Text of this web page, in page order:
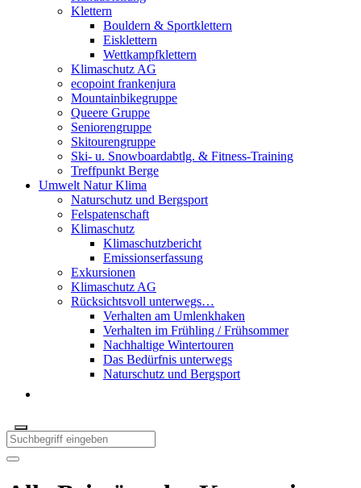
Klettern
Bouldern & Sportklettern
Eisklettern
Wettkampfklettern
Klimaschutz AG
ecopoint frankenjura
Mountainbikegruppe
Queere Gruppe
Seniorengruppe
Skitourengruppe
Ski- u. Snowboardabtlg. & Fitness-Training
Treffpunkt Berge
Umwelt Natur Klima
Naturschutz und Bergsport
Felspatenschaft
Klimaschutz
Klimaschutzbericht
Emissionserfassung
Exkursionen
Klimaschutz AG
Rücksichtsvoll unterwegs…
Verhalten am Umlenkhaken
Verhalten im Frühling / Frühsommer
Nachhaltige Wintertouren
Das Bedürfnis unterwegs
Naturschutz und Bergsport